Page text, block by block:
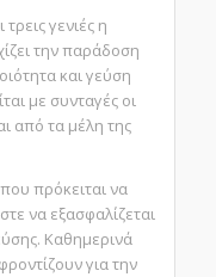
γενιές η
την παράδοση
και γεύση
με συνταγές οι
από τα μέλη της
πρόκειται να
να εξασφαλίζεται
Καθημερινά
για την